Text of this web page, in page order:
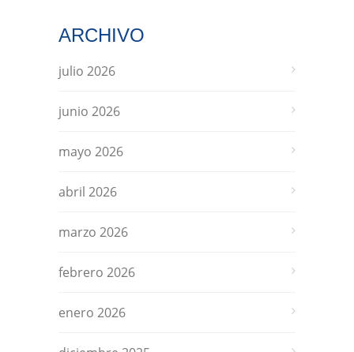
ARCHIVO
julio 2026
junio 2026
mayo 2026
abril 2026
marzo 2026
febrero 2026
enero 2026